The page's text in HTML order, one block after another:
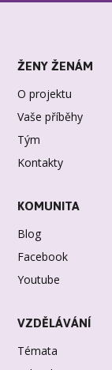
ŽENY ŽENÁM
O projektu
Vaše příběhy
Tým
Kontakty
KOMUNITA
Blog
Facebook
Youtube
VZDĚLÁVÁNÍ
Témata